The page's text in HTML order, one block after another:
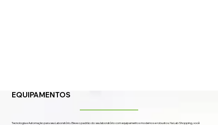
EQUIPAMENTOS
Tecnologia e Automação para seu Laboratório. Eleve o padrão do seu laboratório com equipamentos modernos e robustos. Na Lab Shopping, você